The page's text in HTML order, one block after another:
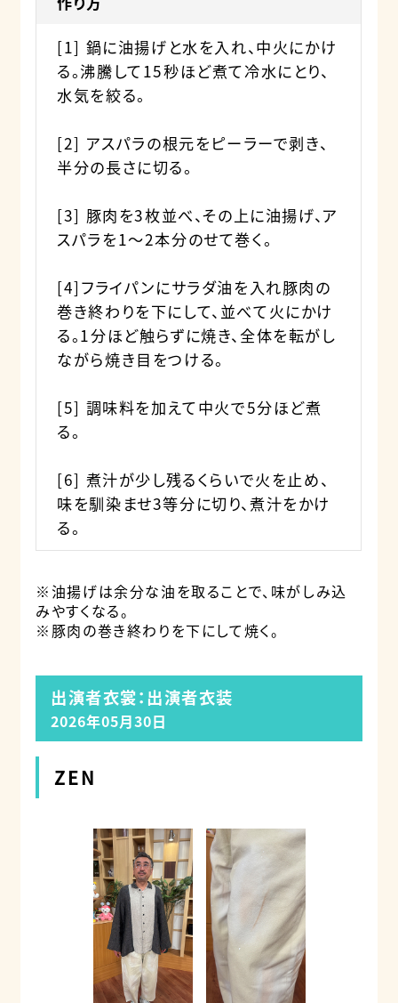
[1] 鍋に油揚げと水を入れ、中火にかけ
る。沸騰して15秒ほど煮て冷水にとり、
水気を絞る。
[2] アスパラの根元をピーラーで剥き、
半分の長さに切る。
[3] 豚肉を3枚並べ、その上に油揚げ、ア
スパラを1～2本分のせて巻く。
[4]フライパンにサラダ油を入れ豚肉の
巻き終わりを下にして、並べて火にかけ
る。1分ほど触らずに焼き、全体を転がし
ながら焼き目をつける。
[5] 調味料を加えて中火で5分ほど煮
る。
[6] 煮汁が少し残るくらいで火を止め、
味を馴染ませ3等分に切り、煮汁をかけ
る。
※油揚げは余分な油を取ることで、味がしみ込
みやすくなる。
※豚肉の巻き終わりを下にして焼く。
出演者衣裳：出演者衣装
2026年05月30日
ZEN